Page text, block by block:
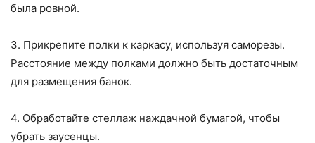
была ровной.
3. Прикрепите полки к каркасу, используя саморезы.
Расстояние между полками должно быть достаточным
для размещения банок.
4. Обработайте стеллаж наждачной бумагой, чтобы
убрать заусенцы.